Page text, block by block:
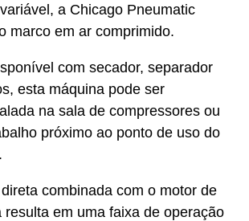
a Chicago Pneumatic
marco em ar comprimido.
com secador, separador
esta máquina pode ser
na sala de compressores ou
próximo ao ponto de uso do
combinada com o motor de
resulta em uma faixa de operação